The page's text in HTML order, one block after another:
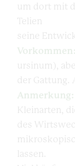
um dort mit
Telien
seine
Vorkommen:
ursinum),
der Gattung.
Anmerkung:
Kleinarten,
des
lassen.